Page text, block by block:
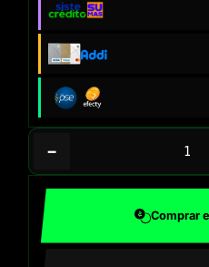
−
Comprar